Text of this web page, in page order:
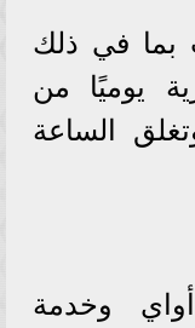
بما في ذلك
يوميًا من
الساعة
وخدمة